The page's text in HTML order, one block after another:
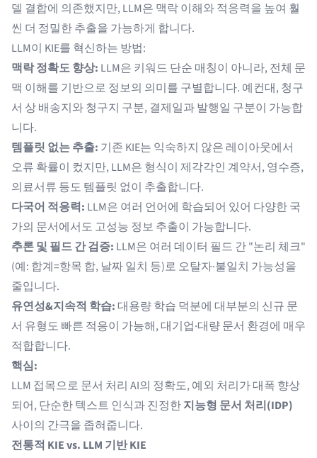
델 결합에 의존했지만, LLM은 맥락 이해와 적응력을 높여 훨
씬 더 정밀한 추출을 가능하게 합니다.
LLM이 KIE를 혁신하는 방법:
맥락 정확도 향상: LLM은 키워드 단순 매칭이 아니라, 전체 문
맥 이해를 기반으로 정보의 의미를 구별합니다. 예컨대, 청구
서 상 배송지와 청구지 구분, 결제일과 발행일 구분이 가능합
니다.
템플릿 없는 추출: 기존 KIE는 익숙하지 않은 레이아웃에서
오류 확률이 컸지만, LLM은 형식이 제각각인 계약서, 영수증,
의료서류 등도 템플릿 없이 추출합니다.
다국어 적응력: LLM은 여러 언어에 학습되어 있어 다양한 국
가의 문서에서도 고성능 정보 추출이 가능합니다.
추론 및 필드 간 검증: LLM은 여러 데이터 필드 간 "논리 체크"
(예: 합계=항목 합, 날짜 일치 등)로 오탈자·불일치 가능성을
줄입니다.
유연성&지속적 학습:대용량 학습 덕분에 대부분의 신규 문
서 유형도 빠른 적응이 가능해, 대기업·대량 문서 환경에 매우
적합합니다.
핵심:
LLM 접목으로 문서 처리 AI의 정확도, 예외 처리가 대폭 향상
되어, 단순한 텍스트 인식과 진정한지능형 문서 처리(IDP)
사이의 간극을 좁혀줍니다.
전통적 KIE vs. LLM 기반 KIE